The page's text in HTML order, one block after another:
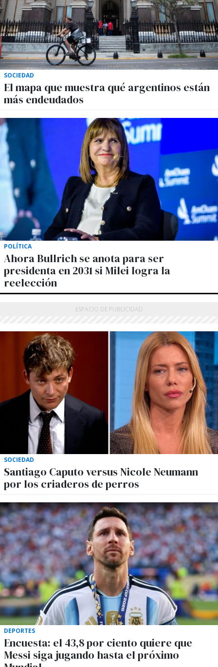
SOCIEDAD
El mapa que muestra qué argentinos están
más endeudados
POLÍTICA
Ahora Bullrich se anota para ser
presidenta en 2031 si Milei logra la
reelección
SOCIEDAD
Santiago Caputo versus Nicole Neumann
por los criaderos de perros
DEPORTES
Encuesta: el 43,8 por ciento quiere que
Messi siga jugando hasta el próximo